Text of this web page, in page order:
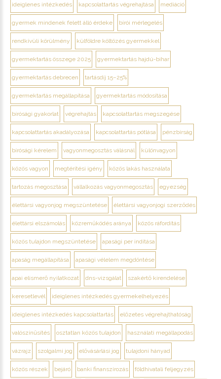
ideiglenes intézkedés kapcsolattartás végrehajtása mediáció
gyermek mindenek felett álló érdeke bírói mérlegelés
rendkívüli körülmény külföldre költözés gyermekkel
gyermektartás összege 2025 gyermektartás hajdú-bihar
gyermektartás debrecen tartásdíj 15–25%
gyermektartás megállapítása gyermektartás módosítása
bírósági gyakorlat végrehajtás kapcsolattartás megszegése
kapcsolattartás akadályozása kapcsolattartás pótlása pénzbírság
bírósági kérelem vagyonmegosztás válásnál különvagyon
közös vagyon megtérítési igény közös lakás használata
tartozás megosztása vállalkozás vagyonmegosztás egyezség
élettársi vagyonjog megszüntetése élettársi vagyonjogi szerződés
élettársi elszámolás közreműködés aránya közös ráfordítás
közös tulajdon megszüntetése apasági per indítása
apaság megállapítása apasági vélelem megdöntése
apai elismerő nyilatkozat dns-vizsgálat szakértő kirendelése
keresetlevél ideiglenes intézkedés gyermekelhelyezés
ideiglenes intézkedés kapcsolattartás előzetes végrehajthatóság
valószínűsítés osztatlan közös tulajdon használati megállapodás
vázrajz szolgalmi jog elővásárlási jog tulajdoni hányad
közös részek bejáró banki finanszírozás földhivatali feljegyzés